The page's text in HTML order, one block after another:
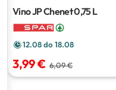
Vino JP Chenet0,75 L
12.08 do 18.08
3,99 € 6,09 €